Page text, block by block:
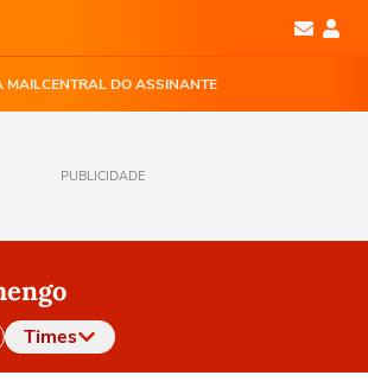
MAILCENTRAL DO ASSINANTE
PUBLICIDADE
Times